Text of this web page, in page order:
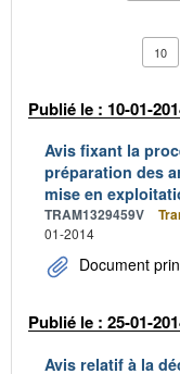
10
Publié le : 10-01-
Avis fixant la
préparation des
mise en
TRAM1329459V
01-2014
Document
Publié le : 25-01-
Avis relatif à la